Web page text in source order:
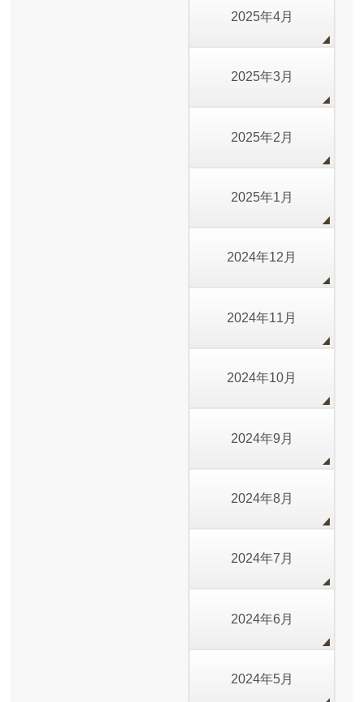
2025年4月
2025年3月
2025年2月
2025年1月
2024年12月
2024年11月
2024年10月
2024年9月
2024年8月
2024年7月
2024年6月
2024年5月